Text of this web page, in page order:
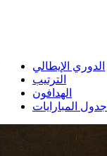
الدوري الإيطالي
الترتيب
الهدافون
جدول المبارايات